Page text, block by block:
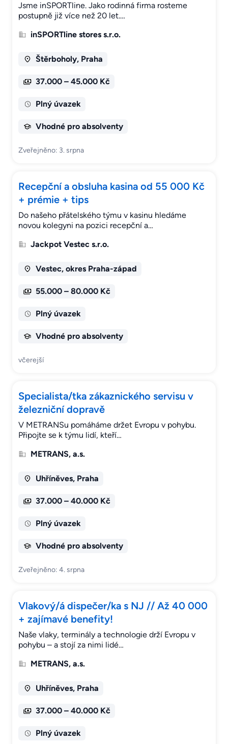
Jsme inSPORTline. Jako rodinná firma rosteme
postupně již více než 20 let.…
inSPORTline stores s.r.o.
Štěrboholy, Praha
37.000 – 45.000 Kč
Plný úvazek
Vhodné pro absolventy
Zveřejněno: 3. srpna
Recepční a obsluha kasina od 55 000 Kč
+ prémie + tips
Do našeho přátelského týmu v kasinu hledáme
novou kolegyni na pozici recepční a…
Jackpot Vestec s.r.o.
Vestec, okres Praha-západ
55.000 – 80.000 Kč
Plný úvazek
Vhodné pro absolventy
včerejší
Specialista/tka zákaznického servisu v
železniční dopravě
V METRANSu pomáháme držet Evropu v pohybu.
Připojte se k týmu lidí, kteří…
METRANS, a.s.
Uhříněves, Praha
37.000 – 40.000 Kč
Plný úvazek
Vhodné pro absolventy
Zveřejněno: 4. srpna
Vlakový/á dispečer/ka s NJ // Až 40 000
+ zajímavé benefity!
Naše vlaky, terminály a technologie drží Evropu v
pohybu – a stojí za nimi lidé…
METRANS, a.s.
Uhříněves, Praha
37.000 – 40.000 Kč
Plný úvazek